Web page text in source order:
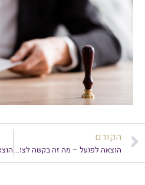
הקודם
הוצאה לפועל – מה זה בקשה לצו תשלומים וכיצד מגישים אותה?